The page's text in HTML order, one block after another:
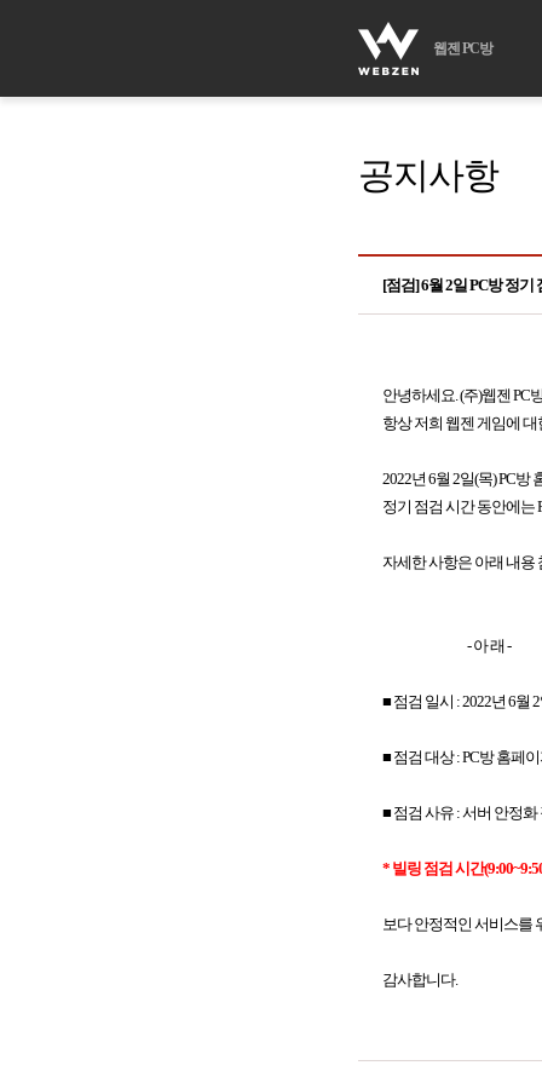
웹젠 PC방
공지사항
[점검] 6월 2일 PC방 정기
안녕하세요. (주)웹젠 PC
항상 저희 웹젠 게임에
2022년 6월 2일(목) PC
정기 점검 시간 동안에는
자세한 사항은 아래 내용
- 아 래 -
■ 점검 일시 : 2022년 6월
■ 점검 대상 : PC방 홈페
■ 점검 사유 : 서버 안정화
* 빌링 점검 시간
보다 안정적인 서비스를
감사합니다.